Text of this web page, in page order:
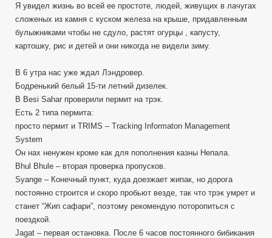
Я увидел жизнь во всей ее простоте, людей, живущих в лачугах
сложеных из камня с куском железа на крыше, придавленным
булыжниками чтобы не сдуло, растят огурцы , капусту,
картошку, рис и детей и они никогда не видели зиму.
В 6 утра нас уже ждал Лэндровер.
Бодренький белый 15-ти летний дизелек.
В Besi Sahar проверили пермит на трэк.
Есть 2 типа пермита:
просто пермит и TRIMS – Tracking Informaton Management
System
Он нах ненужен кроме как для пополнения казны Непала.
Bhul Bhule – вторая проверка пропусков.
Syange – Конечный пункт, куда доезжает жипак, но дорога
постоянно строится и скоро пробьют везде, так что трэк умрет и
станет “Жип сафари”, поэтому рекомендую поторопиться с
поездкой.
Jagat – первая остановка. После 6 часов постоянного бибикания